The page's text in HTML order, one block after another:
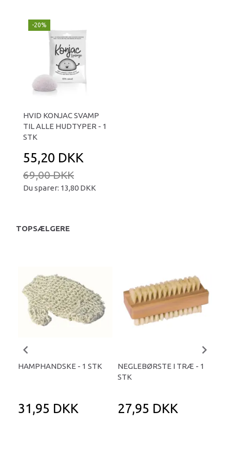
-20%
HVID KONJAC SVAMP
TIL ALLE HUDTYPER - 1
STK
55,20 DKK
69,00 DKK
Du sparer: 13,80 DKK
TOPSÆLGERE
HAMPHANDSKE - 1 STK
31,95 DKK
NEGLEBØRSTE I TRÆ - 1
STK
27,95 DKK